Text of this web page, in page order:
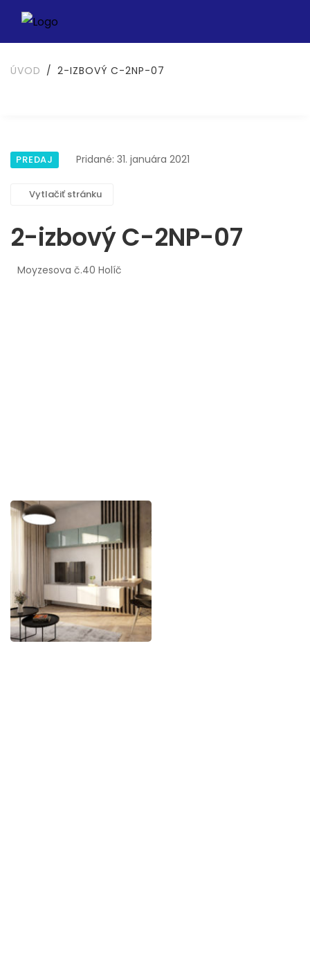
ÚVOD 2-IZBOVÝ C-2NP-07
PREDAJ Pridané: 31. januára 2021
Vytlačiť stránku
2-izbový C-2NP-07
Moyzesova č.40 Holíč